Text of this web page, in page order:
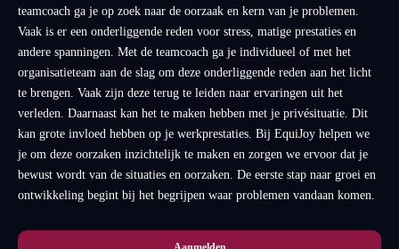
teamcoach ga je op zoek naar de oorzaak en kern van je problemen.
Vaak is er een onderliggende reden voor stress, matige prestaties en
andere spanningen. Met de teamcoach ga je individueel of met het
organisatieteam aan de slag om deze onderliggende reden aan het licht
te brengen. Vaak zijn deze terug te leiden naar ervaringen uit het
verleden. Daarnaast kan het te maken hebben met je privésituatie. Dit
kan grote invloed hebben op je werkprestaties. Bij EquiJoy helpen we
je om deze oorzaken inzichtelijk te maken en zorgen we ervoor dat je
bewust wordt van de situaties en oorzaken. De eerste stap naar groei en
ontwikkeling begint bij het begrijpen waar problemen vandaan komen.